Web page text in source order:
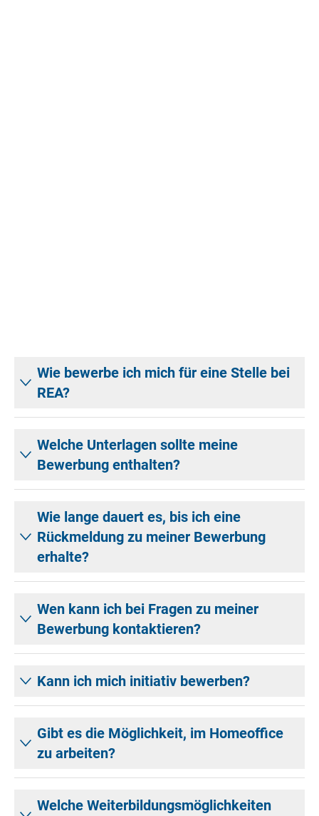
Wie bewerbe ich mich für eine Stelle bei
REA?
Welche Unterlagen sollte meine
Bewerbung enthalten?
Wie lange dauert es, bis ich eine
Rückmeldung zu meiner Bewerbung
erhalte?
Wen kann ich bei Fragen zu meiner
Bewerbung kontaktieren?
Kann ich mich initiativ bewerben?
Gibt es die Möglichkeit, im Homeoffice
zu arbeiten?
Welche Weiterbildungsmöglichkeiten